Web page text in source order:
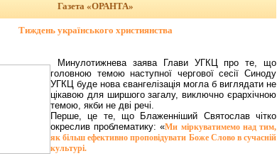
Газета «ОРАНТА»
Тиждень українського християнства
Минулотижнева заява Глави УГКЦ про те, що
головною темою наступної чергової сесії Синоду
УГКЦ буде нова євангелізація могла б виглядати не
цікавою для ширшого загалу, виключно єрархічною
темою, якби не дві речі.
Перше, це те, що Блаженніший Святослав чітко
окреслив проблематику: «Ми міркуватимемо над тим,
як більш ефективно проповідувати Боже Слово в сучасній
культурі.